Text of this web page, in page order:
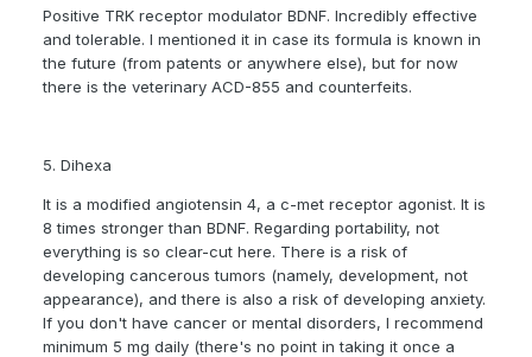
Positive TRK receptor modulator BDNF. Incredibly effective
and tolerable. I mentioned it in case its formula is known in
the future (from patents or anywhere else), but for now
there is the veterinary ACD-855 and counterfeits.
5. Dihexa
It is a modified angiotensin 4, a c-met receptor agonist. It is
8 times stronger than BDNF. Regarding portability, not
everything is so clear-cut here. There is a risk of
developing cancerous tumors (namely, development, not
appearance), and there is also a risk of developing anxiety.
If you don't have cancer or mental disorders, I recommend
minimum 5 mg daily (there's no point in taking it once a